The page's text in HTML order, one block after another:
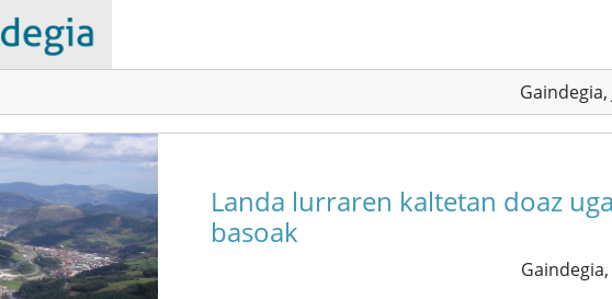
Gaindegia,
Landa lurraren kaltetan doaz
basoak
Gaindegia,